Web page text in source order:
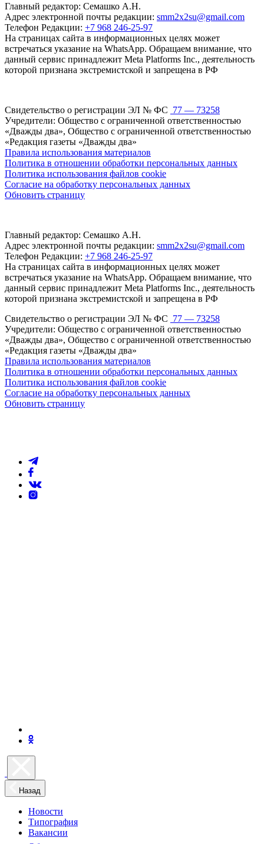
Главный редактор: Семашко А.Н.
Адрес электронной почты редакции: smm2x2su@gmail.com
Телефон Редакции: +7 968 246-25-97
На страницах сайта в информационных целях может
встречаться указание на WhatsApp. Обращаем внимание, что
данный сервис принадлежит Meta Platforms Inc., деятельность
которой признана экстремистской и запрещена в РФ
Свидетельство о регистрации ЭЛ № ФС 77 — 73258
Учредители: Общество с ограниченной ответственностью
«Дважды два», Общество с ограниченной ответственностью
«Редакция газеты «Дважды два»
Правила использования материалов
Политика в отношении обработки персональных данных
Политика использования файлов cookie
Согласие на обработку персональных данных
Обновить страницу
Главный редактор: Семашко А.Н.
Адрес электронной почты редакции: smm2x2su@gmail.com
Телефон Редакции: +7 968 246-25-97
На страницах сайта в информационных целях может
встречаться указание на WhatsApp. Обращаем внимание, что
данный сервис принадлежит Meta Platforms Inc., деятельность
которой признана экстремистской и запрещена в РФ
Свидетельство о регистрации ЭЛ № ФС 77 — 73258
Учредители: Общество с ограниченной ответственностью
«Дважды два», Общество с ограниченной ответственностью
«Редакция газеты «Дважды два»
Правила использования материалов
Политика в отношении обработки персональных данных
Политика использования файлов cookie
Согласие на обработку персональных данных
Обновить страницу
Назад
Новости
Типография
Вакансии